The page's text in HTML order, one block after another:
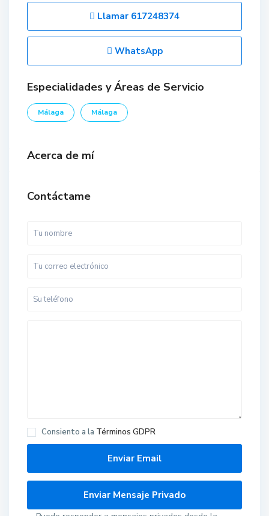
Llamar 617248374
WhatsApp
Especialidades y Áreas de Servicio
Málaga Málaga
Acerca de mí
Contáctame
Consiento a la Términos GDPR